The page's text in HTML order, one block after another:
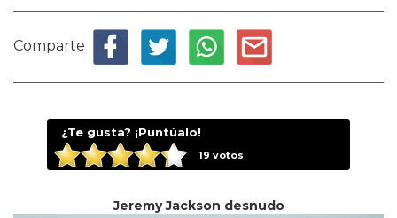
Comparte
¿Te gusta? ¡Puntúalo!
19 votos
Jeremy Jackson desnudo